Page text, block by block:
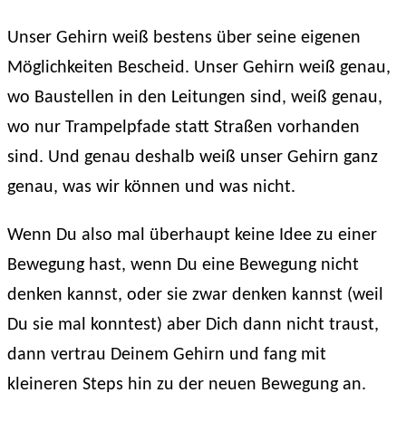
Unser Gehirn weiß bestens über seine eigenen
Möglichkeiten Bescheid. Unser Gehirn weiß genau,
wo Baustellen in den Leitungen sind, weiß genau,
wo nur Trampelpfade statt Straßen vorhanden
sind. Und genau deshalb weiß unser Gehirn ganz
genau, was wir können und was nicht.
Wenn Du also mal überhaupt keine Idee zu einer
Bewegung hast, wenn Du eine Bewegung nicht
denken kannst, oder sie zwar denken kannst (weil
Du sie mal konntest) aber Dich dann nicht traust,
dann vertrau Deinem Gehirn und fang mit
kleineren Steps hin zu der neuen Bewegung an.